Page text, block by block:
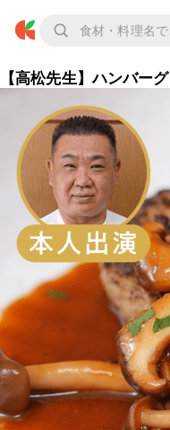
【高松先生】ハンバーグ